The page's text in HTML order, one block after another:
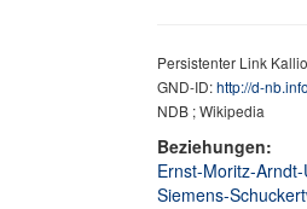
Persistenter Link
GND-ID:http://d-
NDB ; Wikipedia
Beziehungen:
Ernst-Moritz-
Siemens-